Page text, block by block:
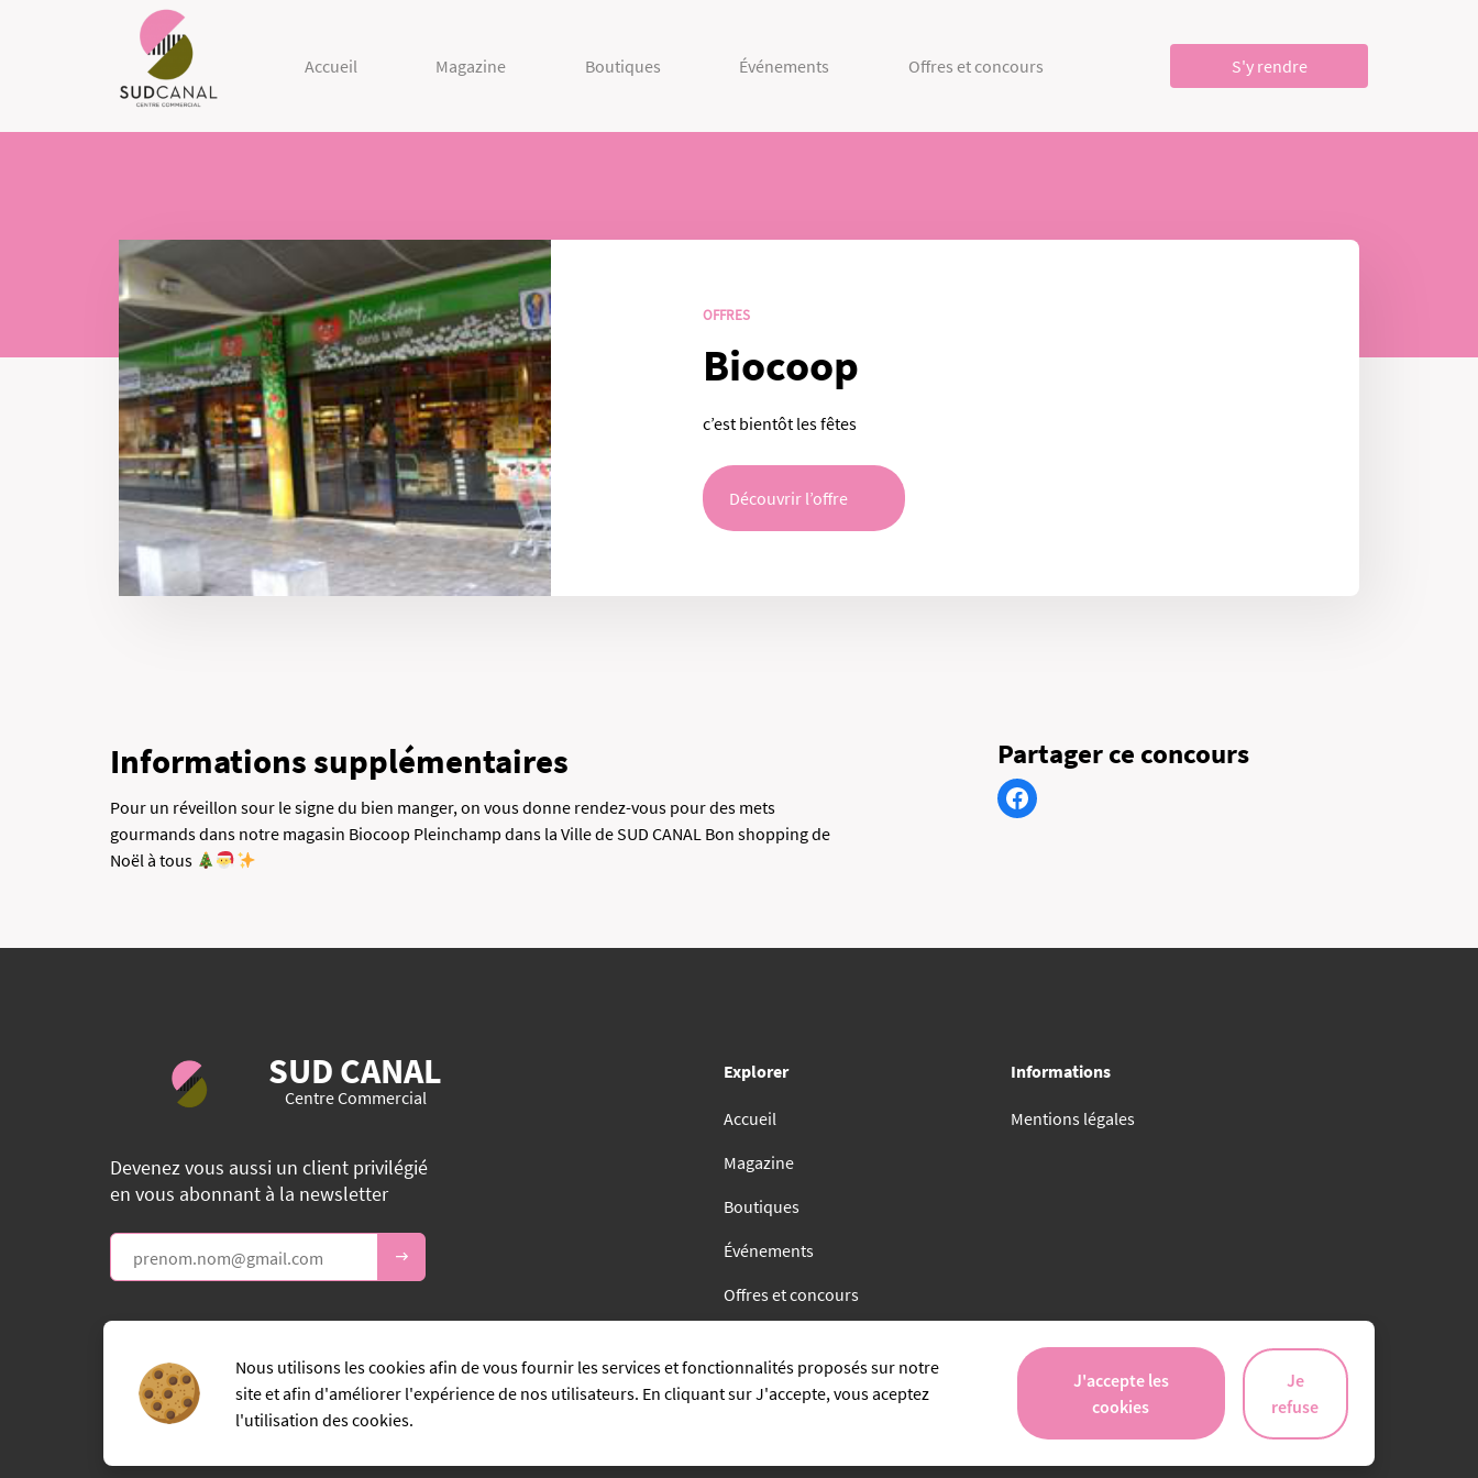
Accueil Magazine Boutiques Événements Offres et concours S'y rendre
OFFRES
Biocoop
c’est bientôt les fêtes
Découvrir l’offre
Informations supplémentaires
Pour un réveillon sour le signe du bien manger, on vous donne rendez-vous pour des mets
gourmands dans notre magasin Biocoop Pleinchamp dans la Ville de SUD CANAL Bon shopping de
Noël à tous
Partager ce concours
Nous utilisons les cookies afin de vous fournir les services et fonctionnalités proposés sur notre
site et afin d'améliorer l'expérience de nos utilisateurs. En cliquant surJ'accepte, vous aceptez
l'utilisation des cookies.
J'accepte les
cookies
Je
refuse
SUD CANAL
Centre Commercial
Devenez vous aussi un client privilégié
en vous abonnant à la newsletter
Explorer
Accueil
Magazine
Boutiques
Événements
Offres et concours
Informations
Mentions légales